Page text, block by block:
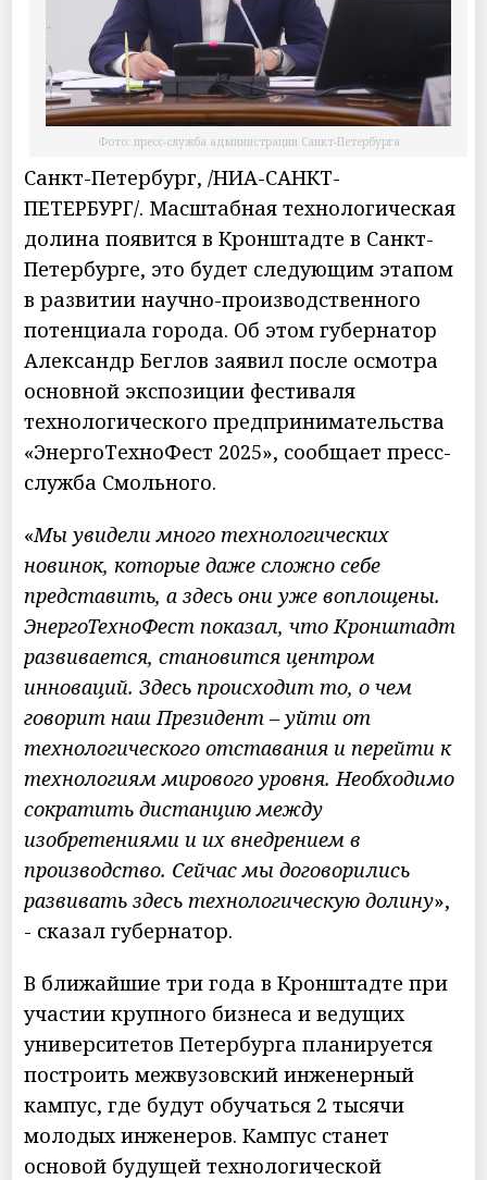
Фото: пресс-служба администрации Санкт-Петербурга
Санкт-Петербург, /НИА-САНКТ-
ПЕТЕРБУРГ/. Масштабная технологическая
долина появится в Кронштадте в Санкт-
Петербурге, это будет следующим этапом
в развитии научно-производственного
потенциала города. Об этом губернатор
Александр Беглов заявил после осмотра
основной экспозиции фестиваля
технологического предпринимательства
«ЭнергоТехноФест 2025», сообщает пресс-
служба Смольного.
«Мы увидели много технологических
новинок, которые даже сложно себе
представить, а здесь они уже воплощены.
ЭнергоТехноФест показал, что Кронштадт
развивается, становится центром
инноваций. Здесь происходит то, о чем
говорит наш Президент – уйти от
технологического отставания и перейти к
технологиям мирового уровня. Необходимо
сократить дистанцию между
изобретениями и их внедрением в
производство. Сейчас мы договорились
развивать здесь технологическую долину»,
- сказал губернатор.
В ближайшие три года в Кронштадте при
участии крупного бизнеса и ведущих
университетов Петербурга планируется
построить межвузовский инженерный
кампус, где будут обучаться 2 тысячи
молодых инженеров. Кампус станет
основой будущей технологической